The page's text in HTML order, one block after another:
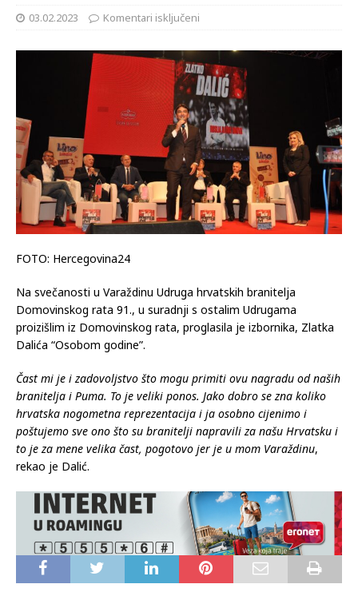
03.02.2023 Komentari isključeni
FOTO: Hercegovina24
Na svečanosti u Varaždinu Udruga hrvatskih branitelja
Domovinskog rata 91., u suradnji s ostalim Udrugama
proizišlim iz Domovinskog rata, proglasila je izbornika, Zlatka
Dalića “Osobom godine”.
Čast mi je i zadovoljstvo što mogu primiti ovu nagradu od naših
branitelja i Puma. To je veliki ponos. Jako dobro se zna koliko
hrvatska nogometna reprezentacija i ja osobno cijenimo i
poštujemo sve ono što su branitelji napravili za našu Hrvatsku i
to je za mene velika čast, pogotovo jer je u mom Varaždinu,
rekao je Dalić.